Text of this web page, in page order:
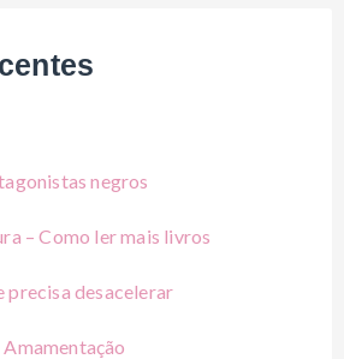
negros
– Como ler mais livros
precisa desacelerar